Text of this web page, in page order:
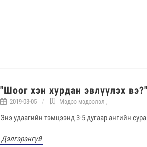
"Шоог хэн хурдан эвлүүлэх
2019-03-05 Мэдээ мэдээлэл ,
Энэ удаагийн тэмцээнд 3-5 дугаар ангийн
Дэлгэрэнгүй